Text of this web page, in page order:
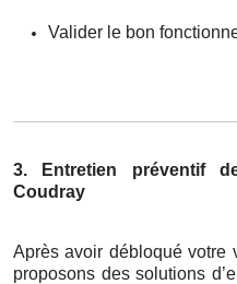
Valider le bon
3. Entretien préventif
Coudray
Après avoir débloqué votre
proposons des solutions